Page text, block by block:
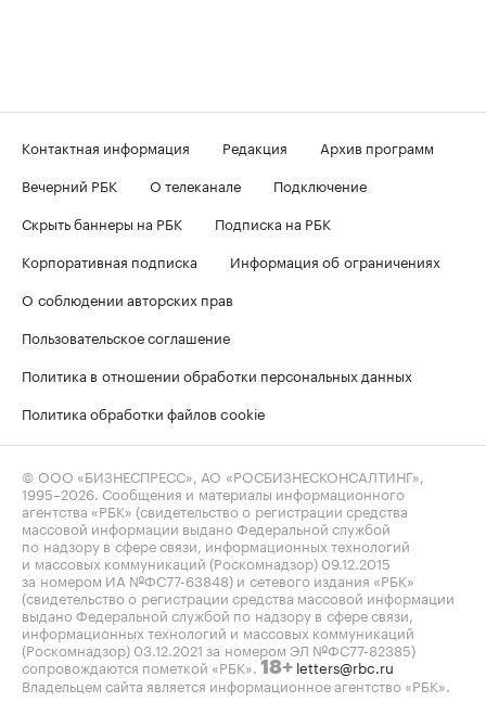
Контактная информация Редакция
Архив программ
Вечерний РБК
О телеканале
Подключение
Скрыть баннеры на РБК
Подписка на РБК
Корпоративная подписка
Информация об ограничениях
О соблюдении авторских прав
Пользовательское соглашение
Политика в отношении обработки персональных данных
Политика обработки файлов cookie
© ООО «БИЗНЕСПРЕСС», АО «РОСБИЗНЕСКОНСАЛТИНГ»,
1995–2026. Сообщения и материалы информационного
агентства «РБК» (свидетельство о регистрации средства
массовой информации выдано Федеральной службой
по надзору в сфере связи, информационных технологий
и массовых коммуникаций (Роскомнадзор) 09.12.2015
за номером ИА №ФС77-63848) и сетевого издания «РБК»
(свидетельство о регистрации средства массовой информации
выдано Федеральной службой по надзору в сфере связи,
информационных технологий и массовых коммуникаций
(Роскомнадзор) 03.12.2021 за номером ЭЛ №ФС77-82385)
сопровождаются пометкой «РБК». 18+ letters@rbc.ru
Владельцем сайта является информационное агентство «РБК».